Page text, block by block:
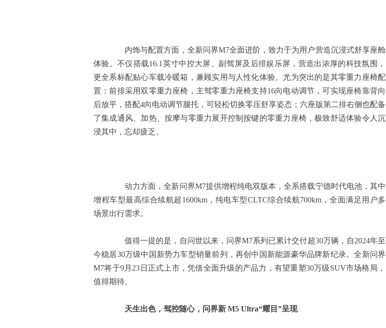
内饰与配置方面，全新问界M7全面进阶，致力于为用户营造沉浸式舒享座舱
体验。不仅搭载16.1英寸中控大屏、副驾屏及后排娱乐屏，营造出浓厚的科技氛围，
更全系标配贴心车载冷暖箱，兼顾实用与人性化体验。尤为突出的是其零重力座椅配
置：前排采用双零重力座椅，主驾零重力座椅支持16向电动调节，可实现座椅靠背向
后放平，搭配4向电动调节腿托，可轻松切换零压舒享姿态；六座版第二排右侧也配备
了集成通风、加热、按摩与零重力展开控制按键的零重力座椅，极致舒适体验令人沉
浸其中，忘却疲乏。
动力方面，全新问界M7提供增程纯电双版本，全系搭载宁德时代电池，其中
增程车型最高综合续航超1600km，纯电车型CLTC综合续航700km，全面满足用户多
场景出行需求。
值得一提的是，自问世以来，问界M7系列已累计交付超30万辆，自2024年至
今稳居30万级中国新势力车型销量前列，再创中国新能源豪华品牌新纪录。全新问界
M7将于9月23日正式上市，凭借全面升级的产品力，有望重塑30万级SUV市场格局，
值得期待。
天生出色，驾控随心，问界新 M5 Ultra“耀目”呈现